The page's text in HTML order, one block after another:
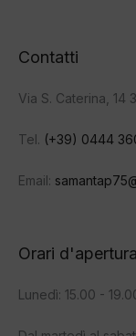
Contatti
Via S. Caterina, 14
Tel. (+39) 0444
Email:
Orari d'apertura
Lunedì: 15.00 -